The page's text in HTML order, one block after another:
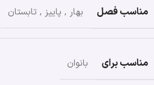
مناسب فصل بهار , پاییز , تابستان
مناسب برای بانوان